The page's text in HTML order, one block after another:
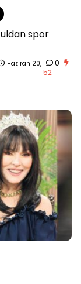
spor
Haziran 20,
0
52